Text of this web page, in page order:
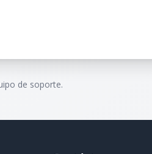
de soporte.